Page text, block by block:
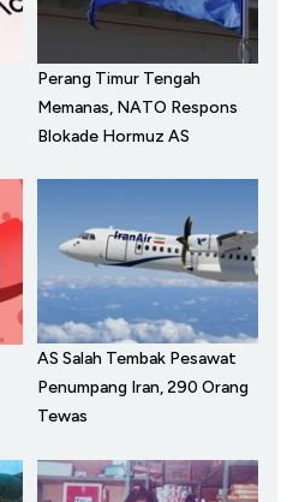
Perang Timur Tengah
Memanas, NATO Respons
Blokade Hormuz AS
AS Salah Tembak Pesawat
Penumpang Iran, 290 Orang
Tewas